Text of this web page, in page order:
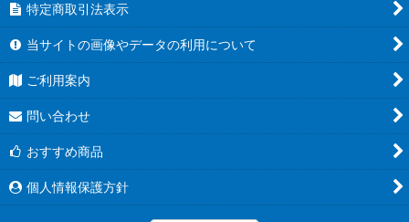
特定商取引法表示
当サイトの画像やデータの利用について
ご利用案内
問い合わせ
おすすめ商品
個人情報保護方針